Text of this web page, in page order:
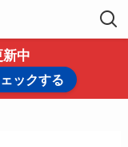
中
ックする